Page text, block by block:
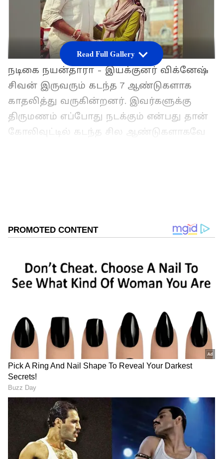
நடிகை நயன்தாரா - இயக்குனர் விக்னேஷ்
சிவன் இருவரும் கடந்த 7 ஆண்டுகளாக
காதலித்து வருகின்றனர். இவர்களுக்கு
திருமணம் எப்போது நடக்கும் என்பது தான்
கோலிவுட்டில் கடந்த சில ஆண்டுகளாகவே
Source
Read Full Gallery